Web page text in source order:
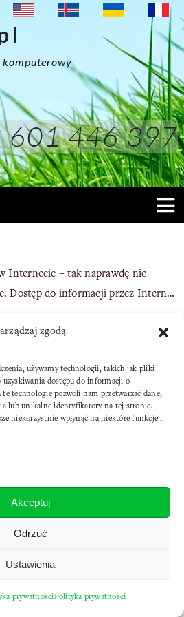
zgodą
używamy technologii, takich jak pliki
uzyskiwania dostępu do informacji o
te technologie pozwoli nam przetwarzać dane,
lub unikalne identyfikatory na tej stronie.
niekorzystnie wpłynąć na niektóre funkcje i
Akceptuj
Odrzuć
Ustawienia
prywatnościPolityka prywatności
komputerowy
601 446 397
Internecie – tak naprawdę nie
Dostęp do informacji przez Internet
profesjonalny hosting stron WWW,